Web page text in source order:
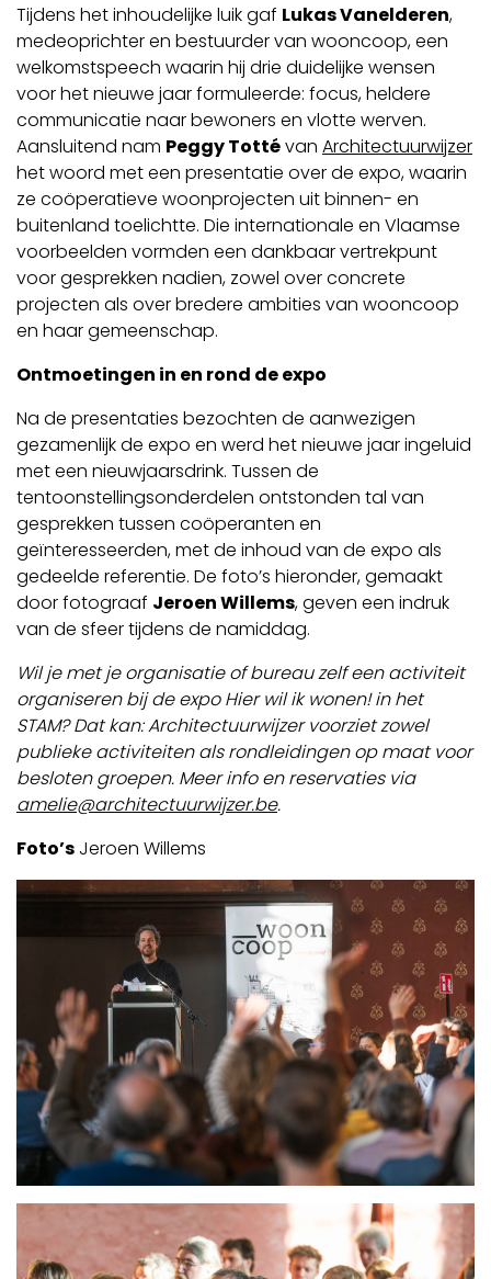
Tijdens het inhoudelijke luik gaf Lukas Vanelderen,
medeoprichter en bestuurder van wooncoop, een
welkomstspeech waarin hij drie duidelijke wensen
voor het nieuwe jaar formuleerde: focus, heldere
communicatie naar bewoners en vlotte werven.
Aansluitend nam Peggy Tottévan Architectuurwijzer
het woord met een presentatie over de expo, waarin
ze coöperatieve woonprojecten uit binnen- en
buitenland toelichtte. Die internationale en Vlaamse
voorbeelden vormden een dankbaar vertrekpunt
voor gesprekken nadien, zowel over concrete
projecten als over bredere ambities van wooncoop
en haar gemeenschap.
Ontmoetingen in en rond de expo
Na de presentaties bezochten de aanwezigen
gezamenlijk de expo en werd het nieuwe jaar ingeluid
met een nieuwjaarsdrink. Tussen de
tentoonstellingsonderdelen ontstonden tal van
gesprekken tussen coöperanten en
geïnteresseerden, met de inhoud van de expo als
gedeelde referentie. De foto’s hieronder, gemaakt
door fotograaf Jeroen Willems, geven een indruk
van de sfeer tijdens de namiddag.
Wil je met je organisatie of bureau zelf een activiteit
organiseren bij de expo Hier wil ik wonen! in het
STAM? Dat kan: Architectuurwijzer voorziet zowel
publieke activiteiten als rondleidingen op maat voor
besloten groepen. Meer info en reservaties via
amelie@architectuurwijzer.be.
Foto’s Jeroen Willems